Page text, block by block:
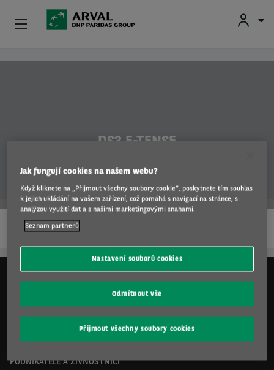
DS3 E-TENSE
…
PODNIKATELÉ A ŽIVNOSTNÍCI
Nabídky
Informace Pro Řidiče
Další Produkty
Kariéra
Jak fungují cookies na našem webu?
Když kliknete na „Přijmout všechny soubory cookie“, poskytnete tím souhlas
k jejich ukládání na vašem zařízení, což pomáhá s navigací na stránce, s
analýzou využití dat a s našimi marketingovými snahami.
Seznam partnerů
Nastavení souborů cookies
Odmítnout vše
Přijmout všechny soubory cookies